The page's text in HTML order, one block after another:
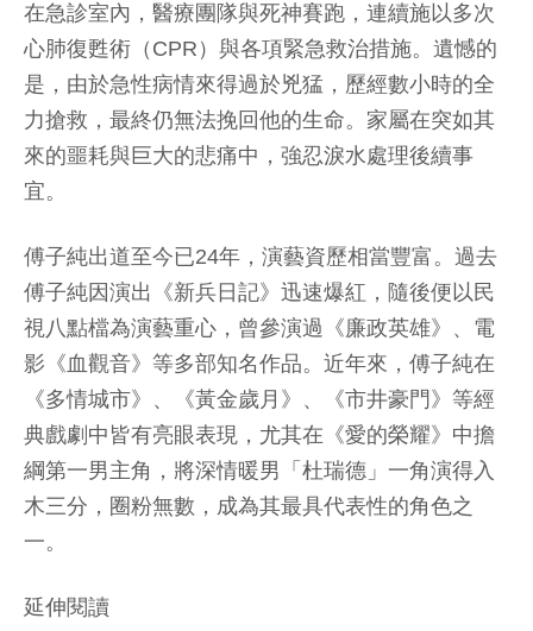
在急診室內，醫療團隊與死神賽跑，連續施以多次
心肺復甦術（CPR）與各項緊急救治措施。遺憾的
是，由於急性病情來得過於兇猛，歷經數小時的全
力搶救，最終仍無法挽回他的生命。家屬在突如其
來的噩耗與巨大的悲痛中，強忍淚水處理後續事
宜。
傅子純出道至今已24年，演藝資歷相當豐富。過去
傅子純因演出《新兵日記》迅速爆紅，隨後便以民
視八點檔為演藝重心，曾參演過《廉政英雄》、電
影《血觀音》等多部知名作品。近年來，傅子純在
《多情城市》、《黃金歲月》、《市井豪門》等經
典戲劇中皆有亮眼表現，尤其在《愛的榮耀》中擔
綱第一男主角，將深情暖男「杜瑞德」一角演得入
木三分，圈粉無數，成為其最具代表性的角色之
一。
延伸閱讀